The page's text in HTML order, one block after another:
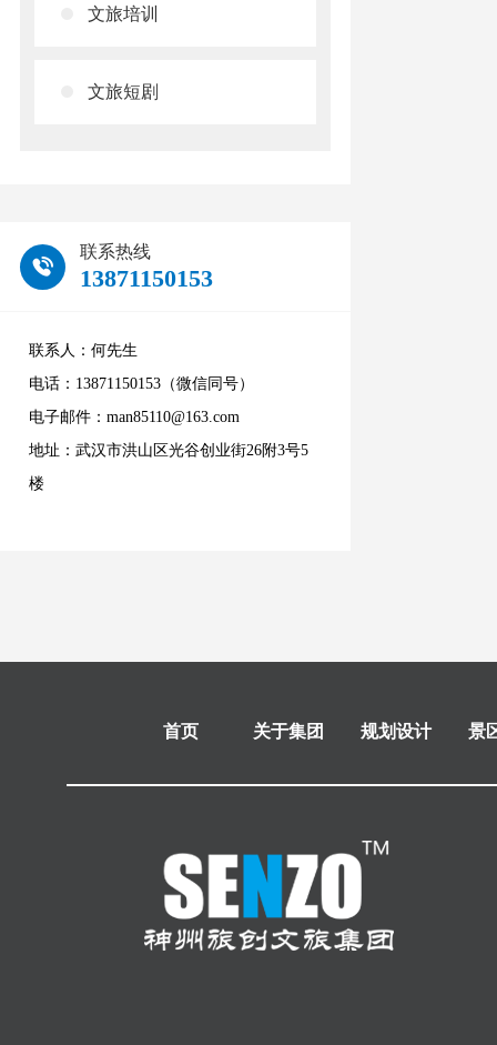
文旅培训
文旅短剧
联系热线
13871150153
联系人：何先生
电话：13871150153（微信同号）
电子邮件：man85110@163.com
地址：武汉市洪山区光谷创业街26附3号5
楼
首页 关于集团 规划设计 景